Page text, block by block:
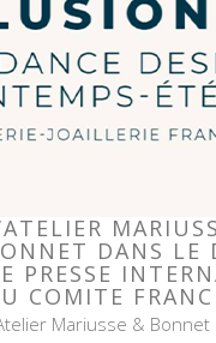
DANS LE
PRESSE
COMITE
Mariusse &